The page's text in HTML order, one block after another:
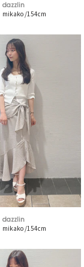
dazzlin
mikako /154cm
dazzlin
mikako /154cm